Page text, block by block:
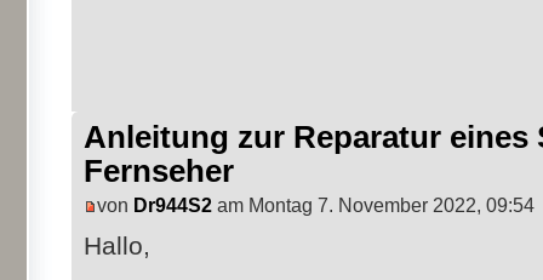
Anleitung zur Reparatur eines
Fernseher
von Dr944S2 am Montag 7. November 2022, 09:54
Hallo,